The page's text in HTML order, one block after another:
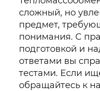
сложный, но
предмет,
понимания. С
подготовкой и
ответами вы
тестами. Если
обращайтесь к